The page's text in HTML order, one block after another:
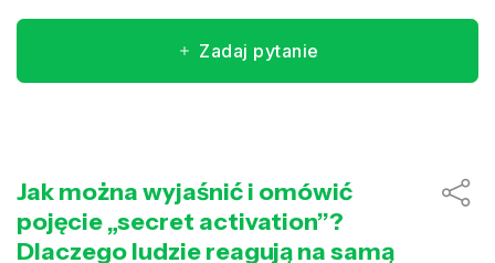
Zadaj pytanie
Jak można wyjaśnić i omówić
pojęcie „secret activation”?
Dlaczego ludzie reagują na samą